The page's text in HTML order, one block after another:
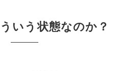
いう状態なのか？